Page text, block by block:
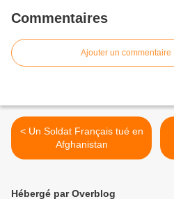
Commentaires
Ajouter un commentaire
< Un Soldat Français tué en
Afghanistan
Hébergé par Overblog